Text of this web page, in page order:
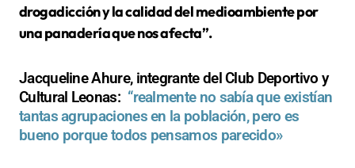
drogadicción y la calidad del medioambiente por
una panadería que nos afecta”.
Jacqueline Ahure, integrante del Club Deportivo y
Cultural Leonas: “realmente no sabía que existían
tantas agrupaciones en la población, pero es
bueno porque todos pensamos parecido»